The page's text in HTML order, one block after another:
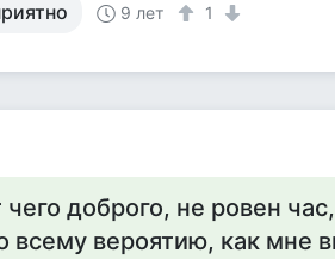
9 лет 1
доброго, не ровен
всему вероятию, как мне